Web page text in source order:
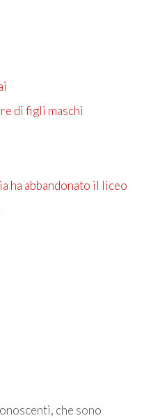
di figli maschi
ha abbandonato il liceo
che sono